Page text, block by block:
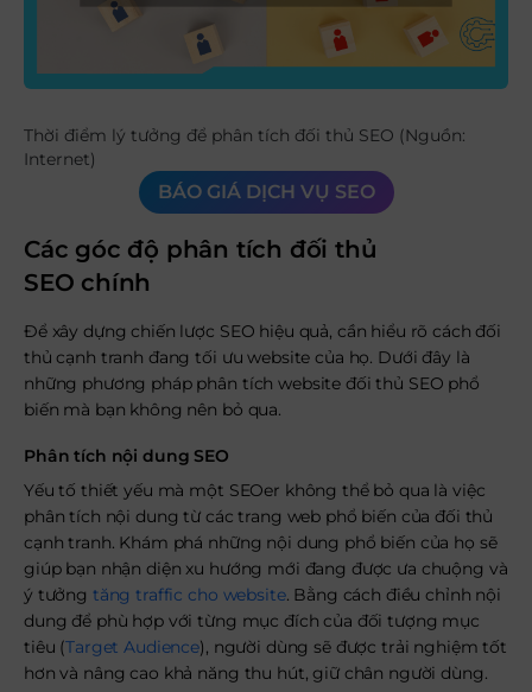
Thời điểm lý tưởng để phân tích đối thủ SEO (Nguồn:
Internet)
BÁO GIÁ DỊCH VỤ SEO
Các góc độ phân tích đối thủ
SEO chính
Để xây dựng chiến lược SEO hiệu quả, cần hiểu rõ cách đối
thủ cạnh tranh đang tối ưu website của họ. Dưới đây là
những phương pháp phân tích website đối thủ SEO phổ
biến mà bạn không nên bỏ qua.
Phân tích nội dung SEO
Yếu tố thiết yếu mà một SEOer không thể bỏ qua là việc
phân tích nội dung từ các trang web phổ biến của đối thủ
cạnh tranh. Khám phá những nội dung phổ biến của họ sẽ
giúp bạn nhận diện xu hướng mới đang được ưa chuộng và
ý tưởng tăng traffic cho website. Bằng cách điều chỉnh nội
dung để phù hợp với từng mục đích của đối tượng mục
tiêu (Target Audience), người dùng sẽ được trải nghiệm tốt
hơn và nâng cao khả năng thu hút, giữ chân người dùng.